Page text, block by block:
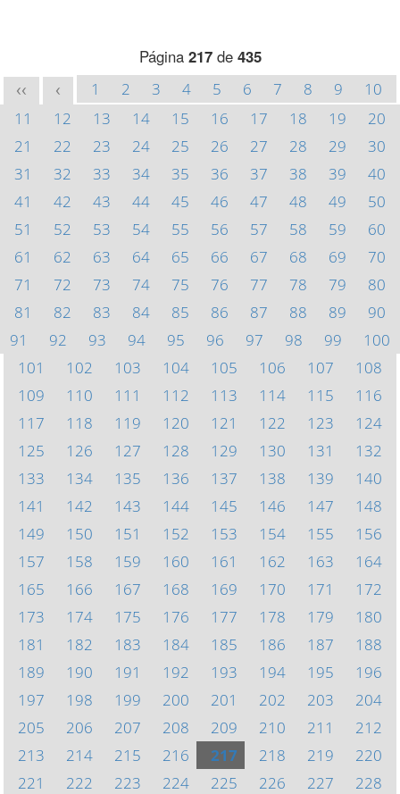
Página 217de 435
<< < 1 2 3 4 5 6 7 8 9
10
11
12 13 14 15 16 17 18 19
20
21
22 23 24 25 26 27 28 29
30
31
32 33 34 35 36 37 38 39
40
41
42 43 44 45 46 47 48 49
50
51
52 53 54 55 56 57 58 59
60
61
62 63 64 65 66 67 68 69
70
71
72 73 74 75 76 77 78 79
80
81
82 83 84 85 86 87 88 89
90
91
92 93 94 95 96 97 98 99
100
101
102 103 104 105 106 107
108
109
110 111 112 113 114 115
116
117
118 119 120 121 122 123
124
125
126 127 128 129 130 131
132
133
134 135 136 137 138 139
140
141
142 143 144 145 146 147
148
149
150 151 152 153 154 155
156
157
158 159 160 161 162 163
164
165
166 167 168 169 170 171
172
173
174 175 176 177 178 179
180
181
182 183 184 185 186 187
188
189
190 191 192 193 194 195
196
197
198 199 200 201 202 203
204
205
206 207 208 209 210 211
212
213
214 215 216 217 218 219
220
221
222 223 224 225 226 227
228